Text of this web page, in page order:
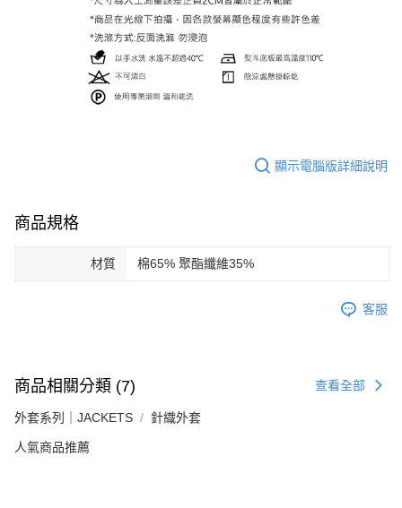
顯示電腦版詳細說明
商品規格
材質 棉65% 聚酯纖維35%
客服
商品相關分類 (7) 查看全部
外套系列｜JACKETS 針織外套
人氣商品推薦